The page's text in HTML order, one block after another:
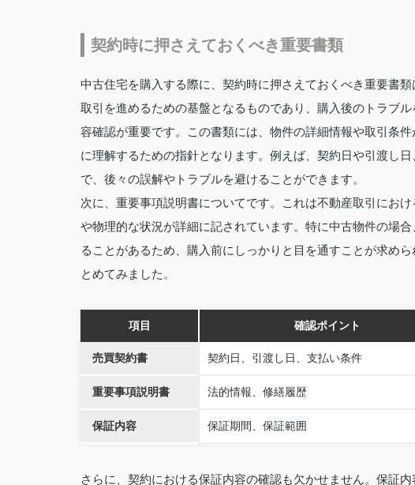
契約時に押さえておくべき重要書類
中古住宅を購入する際に、契約時に押さえておくべき重要書
取引を進めるための基盤となるものであり、購入後のトラブ
容確認が重要です。この書類には、物件の詳細情報や取引条
に理解するための指針となります。例えば、契約日や引渡し
で、後々の誤解やトラブルを避けることができます。
次に、重要事項説明書についてです。これは不動産取引にお
や物理的な状況が詳細に記されています。特に中古物件の場
ることがあるため、購入前にしっかりと目を通すことが求め
とめてみました。
項目 確認ポイント
売買契約書 契約日、引渡し日、支払い条件
重要事項説明書 法的情報、修繕履歴
保証内容 保証期間、保証範囲
さらに、契約における保証内容の確認も欠かせません。保証